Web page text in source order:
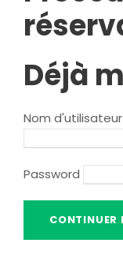
Déjà
Nom
Password